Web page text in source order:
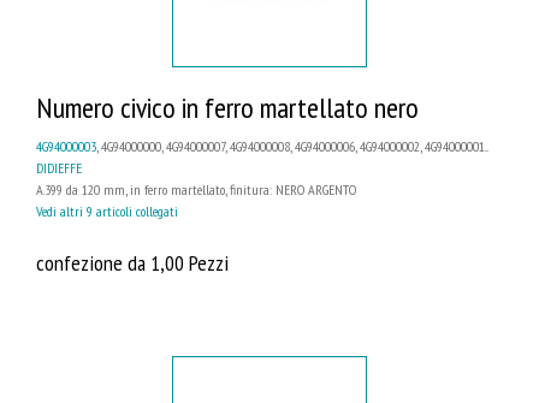
Numero civico in ferro martellato nero
4G94000003 , 4G94000000, 4G94000007, 4G94000008, 4G94000006, 4G94000002, 4G94000001...
DIDIEFFE
A.399 da 120 mm, in ferro martellato, finitura: NERO ARGENTO
Vedi altri 9 articoli collegati
confezione da 1,00 Pezzi